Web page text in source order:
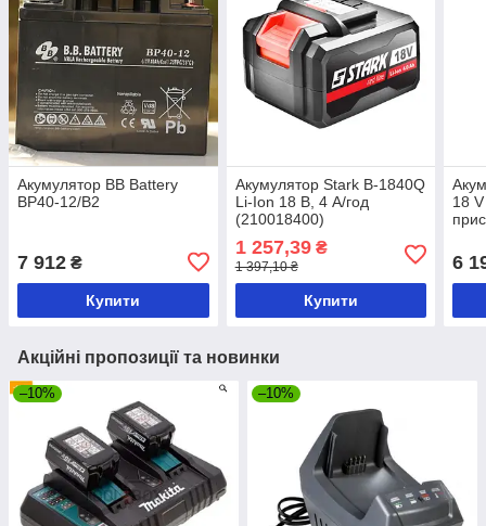
Акумулятор BB Battery
BP40-12/B2
7 912 ₴
Купити
Акумулятор Stark B-1840Q
Li-Ion 18 В, 4 А/год
(210018400)
1 257,39₴
1 397,10 ₴
Купити
18
6
Акційні пропозиції та новинки
–10% –10%